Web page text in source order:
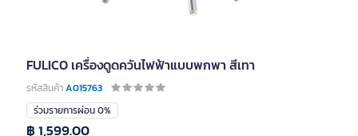
FULICO เครื่องดูดควันไฟฟ้าแบบพกพา สีเทา
รหัสสินค้าA015763
ร่วมรายการผ่อน 0%
฿ 1,599.00